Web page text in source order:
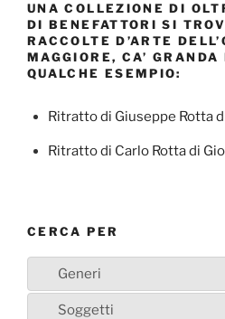
UNA COLLEZIONE DI
DI BENEFATTORI SI
RACCOLTE D’ARTE
MAGGIORE, CA’
QUALCHE ESEMPIO:
Ritratto di Giuseppe Rotta
Ritratto di Carlo Rotta di
CERCA PER
Generi
Soggetti